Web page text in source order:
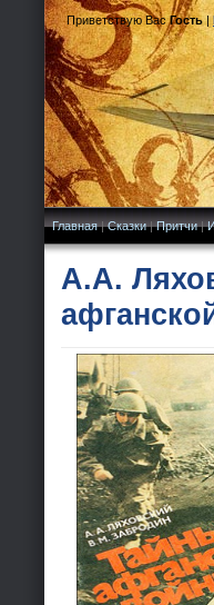
Приветствую Вас Гость|
Главная|Сказки|Притчи|
А.А.